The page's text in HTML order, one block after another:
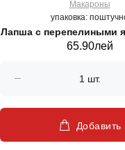
Макароны
упаковка:
Лапша с перепелиными
гр
65.90лей
Добавить